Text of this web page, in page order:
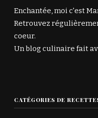
Enchantée, moi c'est
Retrouvez
coeur.
Un blog culinaire fait
CATÉGORIES DE